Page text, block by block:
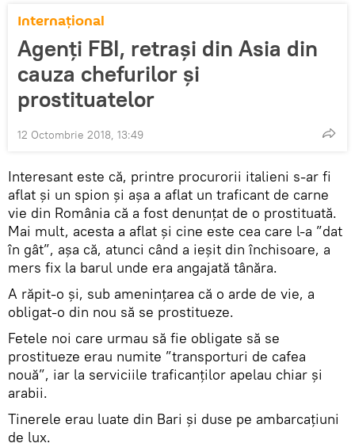
Internaţional
Agenți FBI, retrași din Asia din
cauza chefurilor și
prostituatelor
12 Octombrie 2018, 13:49
Interesant este că, printre procurorii italieni s-ar fi
aflat și un spion și așa a aflat un traficant de carne
vie din România că a fost denunțat de o prostituată.
Mai mult, acesta a aflat și cine este cea care l-a ”dat
în gât”, așa că, atunci când a ieșit din închisoare, a
mers fix la barul unde era angajată tânăra.
A răpit-o și, sub amenințarea că o arde de vie, a
obligat-o din nou să se prostitueze.
Fetele noi care urmau să fie obligate să se
prostitueze erau numite ”transporturi de cafea
nouă”, iar la serviciile traficanților apelau chiar și
arabii.
Tinerele erau luate din Bari și duse pe ambarcațiuni
de lux.